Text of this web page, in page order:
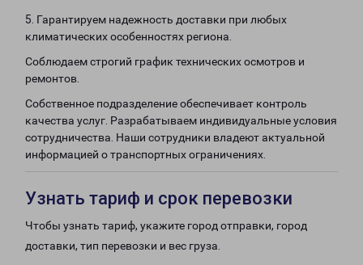
5. Гарантируем надежность доставки при любых
климатических особенностях региона.
Соблюдаем строгий график технических осмотров и
ремонтов.
Собственное подразделение обеспечивает контроль
качества услуг. Разрабатываем индивидуальные условия
сотрудничества. Наши сотрудники владеют актуальной
информацией о транспортных ограничениях.
Узнать тариф и срок перевозки
Чтобы узнать тариф, укажите город отправки, город
доставки, тип перевозки и вес груза.